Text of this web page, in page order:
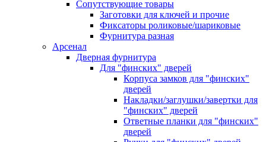
Сопутствующие товары
Заготовки для ключей и прочие
Фиксаторы роликовые/шариковые
Фурнитура разная
Арсенал
Дверная фурнитура
Для "финских" дверей
Корпуса замков для "финских"
дверей
Накладки/заглушки/завертки для
"финских" дверей
Ответные планки для "финских"
дверей